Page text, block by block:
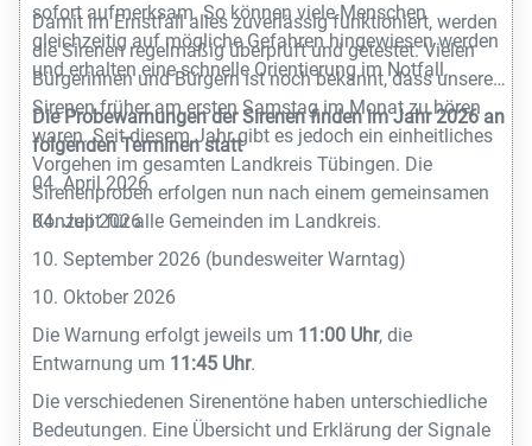
sofort aufmerksam. So können viele Menschen
gleichzeitig auf mögliche Gefahren hingewiesen werden
und erhalten eine schnelle Orientierung im Notfall.
Damit im Ernstfall alles zuverlässig funktioniert, werden
die Sirenen regelmäßig überprüft und getestet. Vielen
Bürgerinnen und Bürgern ist noch bekannt, dass unsere
Sirenen früher am ersten Samstag im Monat zu hören
waren. Seit diesem Jahr gibt es jedoch ein einheitliches
Vorgehen im gesamten Landkreis Tübingen. Die
Sirenenproben erfolgen nun nach einem gemeinsamen
Konzept für alle Gemeinden im Landkreis.
Die Probewarnungen der Sirenen finden im Jahr 2026 an
folgenden Terminen statt
04. April 2026
04. Juli 2026
10. September 2026 (bundesweiter Warntag)
10. Oktober 2026
Die Warnung erfolgt jeweils um 11:00 Uhr, die
Entwarnung um 11:45 Uhr.
Die verschiedenen Sirenentöne haben unterschiedliche
Bedeutungen. Eine Übersicht und Erklärung der Signale